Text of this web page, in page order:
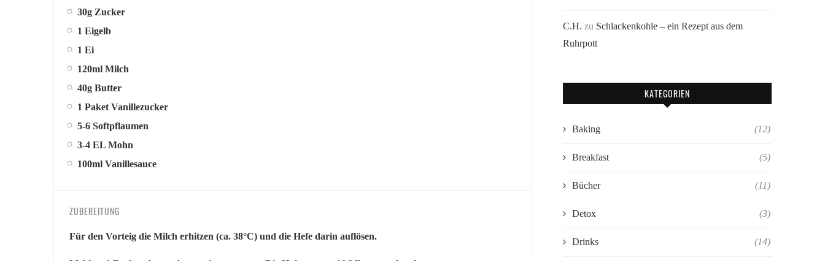
30g Zucker
1 Eigelb
1 Ei
120ml Milch
40g Butter
1 Paket Vanillezucker
5-6 Softpflaumen
3-4 EL Mohn
100ml Vanillesauce
ZUBEREITUNG
Für den Vorteig die Milch erhitzen (ca. 38°C) und die Hefe darin auflösen.
C.H. zu Schlackenkohle – ein Rezept aus dem
Ruhrpott
KATEGORIEN
Baking (12)
Breakfast (5)
Bücher (11)
Detox (3)
Drinks (14)